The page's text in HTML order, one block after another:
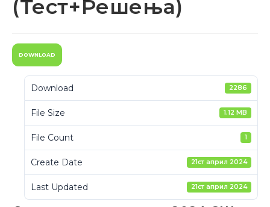
(Тест+Решења)
DOWNLOAD
Download 2286
File Size 1.12 MB
File Count 1
Create Date 21ст април 2024
Last Updated 21ст април 2024